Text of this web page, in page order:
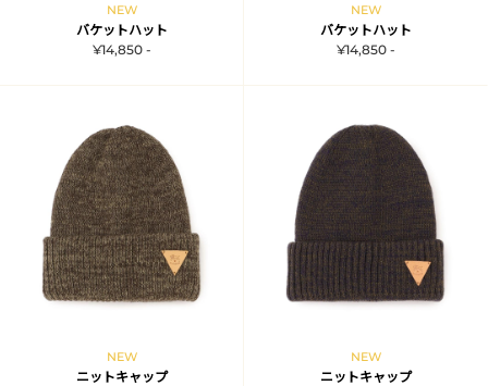
NEW
バケットハット
¥14,850 -
NEW
バケットハット
¥14,850 -
NEW
ニットキャップ
NEW
ニットキャップ